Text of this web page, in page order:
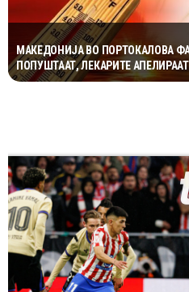
МАКЕДОНИЈА ВО ПОРТОКАЛОВА
ПОПУШТААТ, ЛЕКАРИТЕ
ПРЕТПАЗЛИВОСТ